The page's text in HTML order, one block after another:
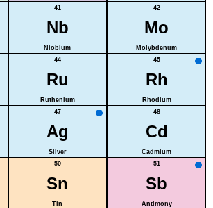
41
Nb
Niobium
42
Mo
Molybdenum
44
Ru
Ruthenium
45
Rh
Rhodium
47
Ag
Silver
48
Cd
Cadmium
50
Sn
Tin
51
Sb
Antimony